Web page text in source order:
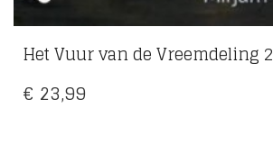
Het Vuur van de Vreemdeling 2
€ 23,99